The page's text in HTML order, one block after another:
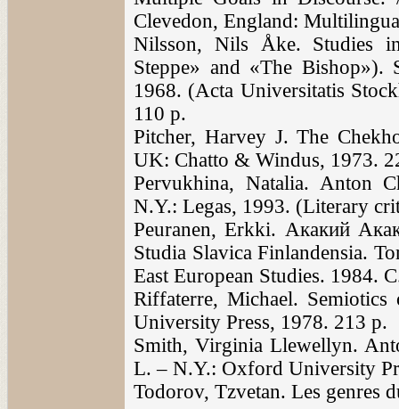
Clevedon, England:
Nilsson, Nils Åke. Studies
Steppe» and «The Bishop»).
1968. (Acta Universitatis
110 p.
Pitcher, Нarvey J. The
UK: Chatto & Windus, 1973.
Pervukhina, Natalia. Anton
N.Y.: Legas, 1993. (Literary
Peuranen, Erkki. Акакий
Studia Slavica Finlandensia.
East European Studies. 1984.
Riffaterre, Michael.
University Press, 1978. 213 p.
Smith, Virginia Llewellyn.
L. – N.Y.: Oxford University
Todorov, Tzvetan. Les genres